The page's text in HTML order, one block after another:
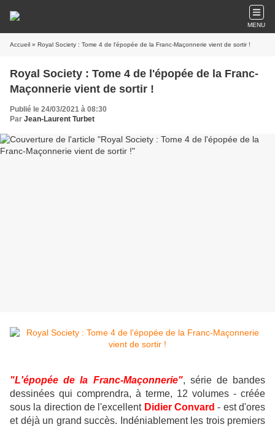
MENU
Accueil » Royal Society : Tome 4 de l'épopée de la Franc-Maçonnerie vient de sortir !
Royal Society : Tome 4 de l'épopée de la Franc-
Maçonnerie vient de sortir !
Publié le 24/03/2021 à 08:30
Par Jean-Laurent Turbet
"L'épopée de la Franc-Maçonnerie", série de bandes
dessinées qui comprendra, à terme, 12 volumes - créée
sous la direction de l'excellent Didier Convard - est d'ores
et déjà un grand succès. Indéniablement les trois premiers